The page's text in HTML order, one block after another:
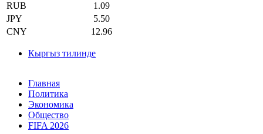
RUB
1.09
JPY
5.50
CNY
12.96
Кыргыз тилинде
Главная
Политика
Экономика
Общество
FIFA 2026